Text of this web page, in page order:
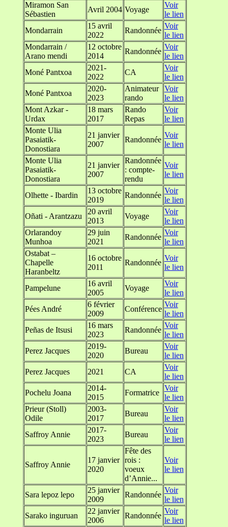
Miramon San
Sébastien
Avril 2004 Voyage
Voir
le lien
Mondarrain
15 avril
2022
Randonnée
Voir
le lien
Mondarrain /
Arano mendi
12 octobre
2014
Randonnée
Voir
le lien
Moné Pantxoa
2021-
2022
CA
Voir
le lien
Moné Pantxoa
2020-
2023
Animateur
rando
Voir
le lien
Mont Azkar -
Urdax
18 mars
2017
Rando
Repas
Voir
le lien
Monte Ulia
Pasaiatik-
Donostiara
21 janvier
2007
Randonnée
Voir
le lien
Monte Ulia
Pasaiatik-
Donostiara
21 janvier
2007
Randonnée
: compte-
rendu
Voir
le lien
Olhette - Ibardin
13 octobre
2019
Randonnée
Voir
le lien
Oñati - Arantzazu
20 avril
2013
Voyage
Voir
le lien
Orlarandoy
Munhoa
29 juin
2021
Randonnée
Voir
le lien
Ostabat –
Chapelle
Haranbeltz
16 octobre
2011
Randonnée
Voir
le lien
Pampelune
16 avril
2005
Voyage
Voir
le lien
Pées André
6 février
2009
Conférence
Voir
le lien
Peñas de Itsusi
16 mars
2023
Randonnée
Voir
le lien
Perez Jacques
2019-
2020
Bureau
Voir
le lien
Perez Jacques
2021 CA
Voir
le lien
Pochelu Joana
2014-
2015
Formatrice
Voir
le lien
Prieur (Stoll)
Odile
2003-
2017
Bureau
Voir
le lien
Saffroy Annie
2017-
2023
Bureau
Voir
le lien
Saffroy Annie
17 janvier
2020
Fête des
rois :
voeux
d’Annie...
Voir
le lien
Sara lepoz lepo
25 janvier
2009
Randonnée
Voir
le lien
Sarako inguruan
22 janvier
2006
Randonnée
Voir
le lien